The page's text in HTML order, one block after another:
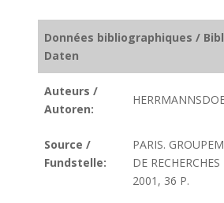
Données bibliographiques /
Daten
Auteurs /
Autoren:
Source /
Fundstelle:
PARIS.
DE
2001, 36 P.